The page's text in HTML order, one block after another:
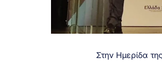
Στην Ημερίδα